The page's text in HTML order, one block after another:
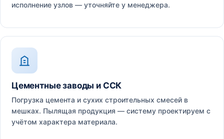
исполнение узлов — уточняйте у менеджера.
Цементные заводы и ССК
Погрузка цемента и сухих строительных смесей в
мешках. Пылящая продукция — систему проектируем с
учётом характера материала.